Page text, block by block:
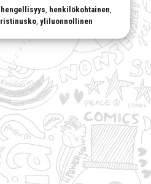
hengellisyys henkilökohtainen
,yliluonnollinen